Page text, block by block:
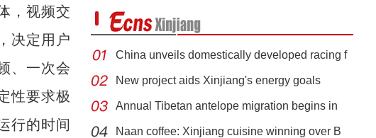
，视频交
决定用户
、一次会
性要求极
行的时间
China unveils domestically developed racing f
New project aids Xinjiang's energy goals
Annual Tibetan antelope migration begins in
Naan coffee: Xinjiang cuisine winning over B